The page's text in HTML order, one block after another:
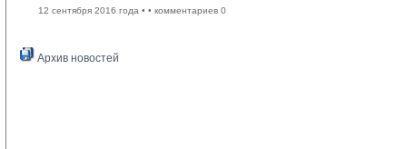
12 сентября 2016 года • • комментариев 0
Архив новостей